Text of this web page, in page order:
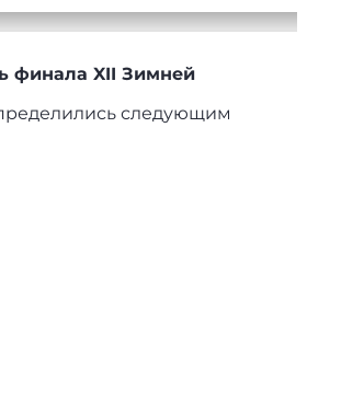
финала XII Зимней
следующим